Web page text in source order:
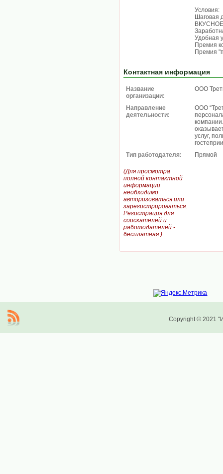
Условия:
Шаговая
Удобная
Премия
Премия
Контактная информация
Название
организации:
ООО
Направление
деятельности:
ООО
услуг,
Тип работодателя:
Прямой
(Для просмотра
полной контактной
информации
необходимо
авторизоваться или
зарегистрироваться.
Регистрация для
соискателей и
работодателей -
бесплатная.)
Copyright © 2021